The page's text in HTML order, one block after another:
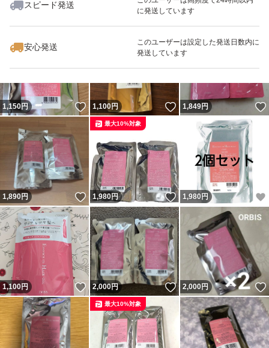
スピード発送
に発送しています
安心発送
このユーザーは設定した発送日数内に
発送しています
いいね！
1,050
1,150円 いいね！
1,100円 いいね！
1,849円
1,890円 いいね！
1,980円 いいね！
最大10%対象
1,980円
1,100円 いいね！
2,000円 いいね！
2,000円
最大10%対象